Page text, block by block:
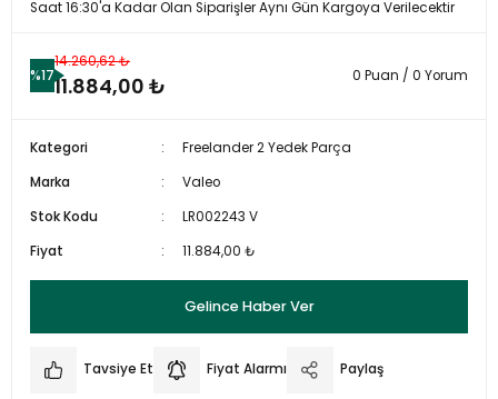
Saat 16:30'a Kadar Olan Siparişler Aynı Gün Kargoya Verilecektir
%17
14.260,62 ₺
11.884,00 ₺ 0 Puan / 0 Yorum
Kategori
Freelander 2 Yedek Parça
Marka
Valeo
Stok Kodu
LR002243 V
Fiyat
11.884,00 ₺
Gelince Haber Ver
Tavsiye Et Fiyat Alarmı Paylaş